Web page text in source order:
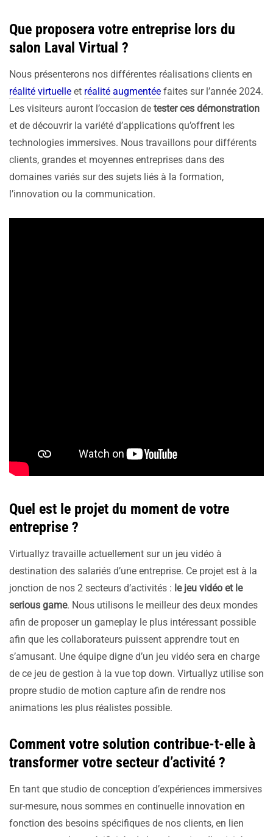
Que proposera votre entreprise lors du
salon Laval Virtual ?
Nous présenterons nos différentes réalisations clients en
réalité virtuelle et réalité augmentée faites sur l’année 2024.
Les visiteurs auront l’occasion de tester ces démonstration
et de découvrir la variété d’applications qu’offrent les
technologies immersives. Nous travaillons pour différents
clients, grandes et moyennes entreprises dans des
domaines variés sur des sujets liés à la formation,
l’innovation ou la communication.
Quel est le projet du moment de votre
entreprise ?
Virtuallyz travaille actuellement sur un jeu vidéo à
destination des salariés d’une entreprise. Ce projet est à la
jonction de nos 2 secteurs d’activités : le jeu vidéo et le
serious game. Nous utilisons le meilleur des deux mondes
afin de proposer un gameplay le plus intéressant possible
afin que les collaborateurs puissent apprendre tout en
s’amusant. Une équipe digne d’un jeu vidéo sera en charge
de ce jeu de gestion à la vue top down. Virtuallyz utilise son
propre studio de motion capture afin de rendre nos
animations les plus réalistes possible.
Comment votre solution contribue-t-elle à
transformer votre secteur d’activité ?
En tant que studio de conception d’expériences immersives
sur-mesure, nous sommes en continuelle innovation en
fonction des besoins spécifiques de nos clients, en lien